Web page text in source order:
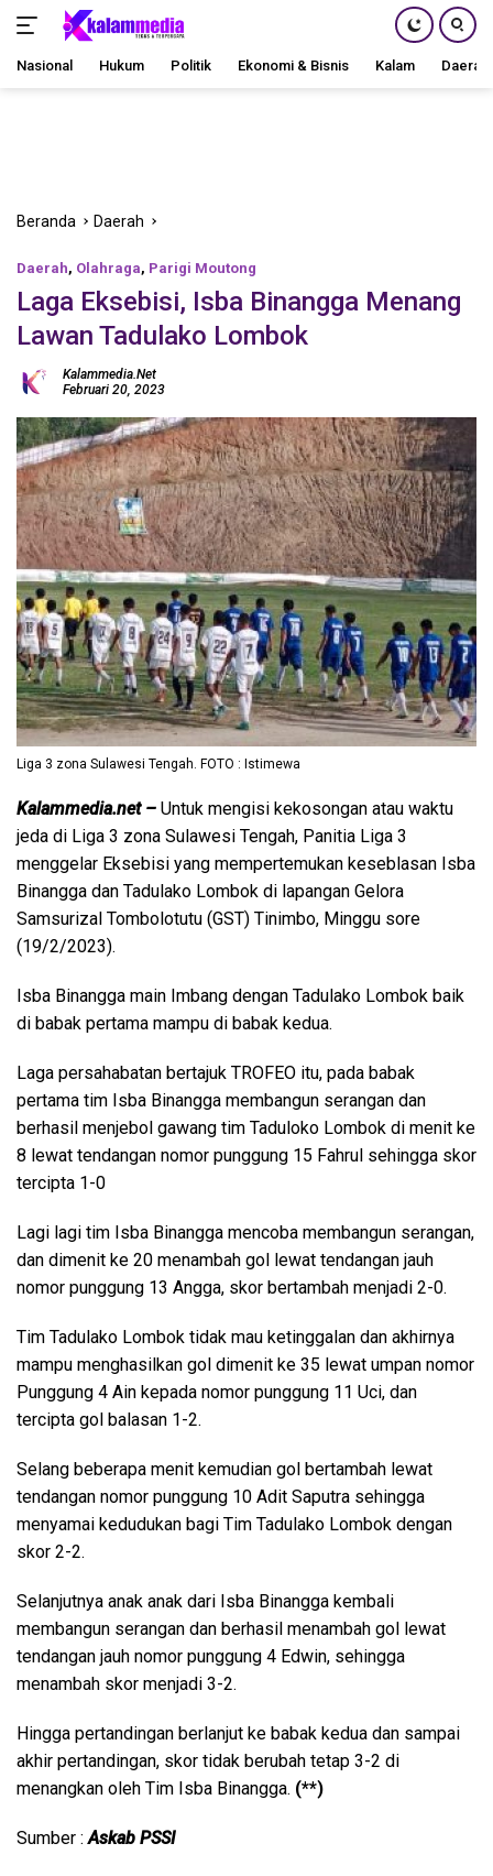
Nasional Hukum Politik Ekonomi & Bisnis Kalam Daerah
Beranda Daerah
Daerah, Olahraga, Parigi Moutong
Laga Eksebisi, Isba Binangga Menang
Lawan Tadulako Lombok
Kalammedia.net
Februari 20, 2023
Liga 3 zona Sulawesi Tengah. FOTO : Istimewa
Kalammedia.net – Untuk mengisi kekosongan atau waktu
jeda di Liga 3 zona Sulawesi Tengah, Panitia Liga 3
menggelar Eksebisi yang mempertemukan keseblasan Isba
Binangga dan Tadulako Lombok di lapangan Gelora
Samsurizal Tombolotutu (GST) Tinimbo, Minggu sore
(19/2/2023).
Isba Binangga main Imbang dengan Tadulako Lombok baik
di babak pertama mampu di babak kedua.
Laga persahabatan bertajuk TROFEO itu, pada babak
pertama tim Isba Binangga membangun serangan dan
berhasil menjebol gawang tim Taduloko Lombok di menit ke
8 lewat tendangan nomor punggung 15 Fahrul sehingga skor
tercipta 1-0
Lagi lagi tim Isba Binangga mencoba membangun serangan,
dan dimenit ke 20 menambah gol lewat tendangan jauh
nomor punggung 13 Angga, skor bertambah menjadi 2-0.
Tim Tadulako Lombok tidak mau ketinggalan dan akhirnya
mampu menghasilkan gol dimenit ke 35 lewat umpan nomor
Punggung 4 Ain kepada nomor punggung 11 Uci, dan
tercipta gol balasan 1-2.
Selang beberapa menit kemudian gol bertambah lewat
tendangan nomor punggung 10 Adit Saputra sehingga
menyamai kedudukan bagi Tim Tadulako Lombok dengan
skor 2-2.
Selanjutnya anak anak dari Isba Binangga kembali
membangun serangan dan berhasil menambah gol lewat
tendangan jauh nomor punggung 4 Edwin, sehingga
menambah skor menjadi 3-2.
Hingga pertandingan berlanjut ke babak kedua dan sampai
akhir pertandingan, skor tidak berubah tetap 3-2 di
menangkan oleh Tim Isba Binangga. (**)
Sumber :Askab PSSI